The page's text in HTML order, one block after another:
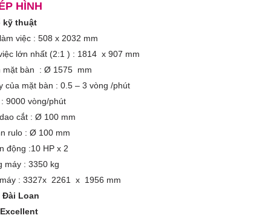
HÌNH
kỹ thuật
việc : 508 x 2032 mm
lớn nhất (2:1 ) : 1814 x 907 mm
mặt bàn : Ø 1575 mm
của mặt bàn : 0.5 – 3 vòng /phút
9000 vòng/phút
cắt : Ø 100 mm
rulo : Ø 100 mm
động :10 HP x 2
máy : 3350 kg
: 3327x 2261 x 1956 mm
Đài Loan